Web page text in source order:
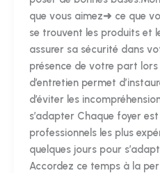
que vous aimez➜ ce que
se trouvent les produits et
assurer sa sécurité dans
présence de votre part lors
d’entretien permet
d’éviter les
s’adapter Chaque foyer
professionnels les plus
quelques jours pour
Accordez ce temps à la